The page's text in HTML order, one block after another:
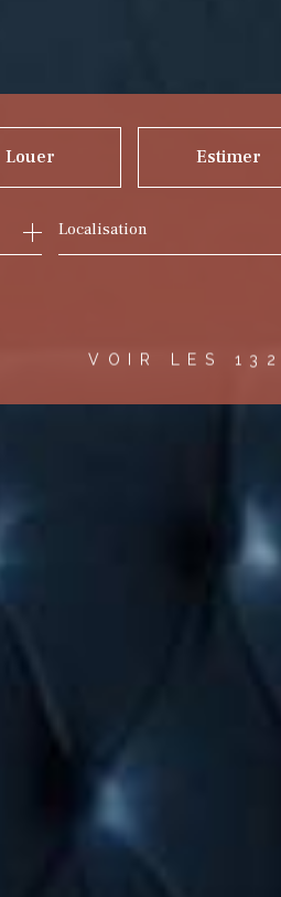
Louer
à l'année
Estimer
VOIR LES 132